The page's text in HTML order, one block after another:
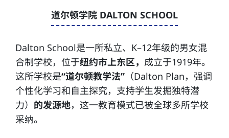
道尔顿学院 DALTON SCHOOL
Dalton School是一所私立、K–12年级的男女混
合制学校，位于纽约市上东区， 成立于1919年。
这所学校是“道尔顿教学法” （Dalton Plan，强调
个性化学习和自主探究，支持学生发掘独特潜
力） 的发源地，这一教育模式已被全球多所学校
采纳。